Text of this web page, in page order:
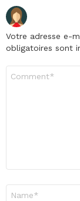
Votre adresse e-
obligatoires sont